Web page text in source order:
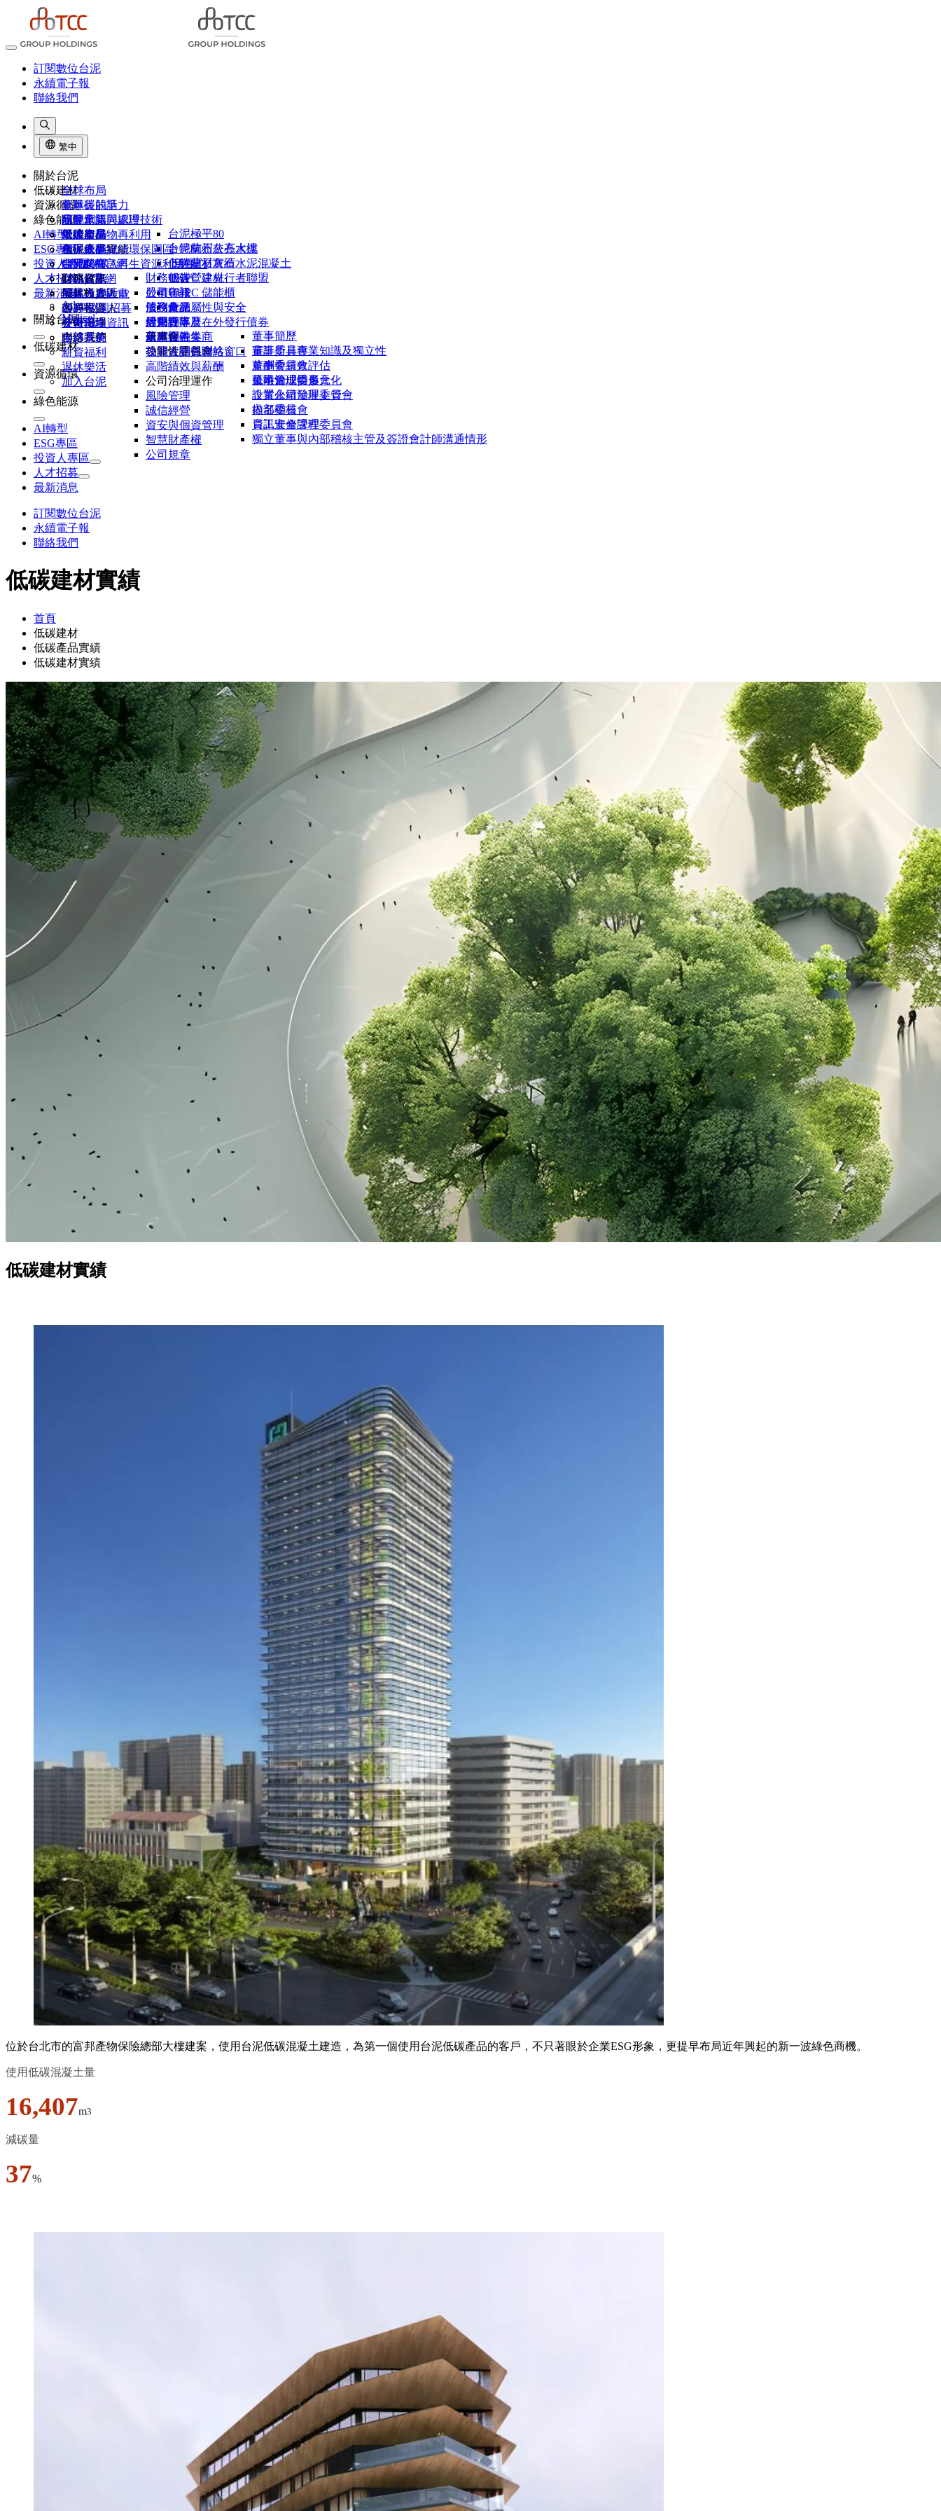
訂閱數位台泥
永續電子報
聯絡我們
繁中
關於台泥
全球布局
董事長的話
品牌承諾
組織架構
台泥大事紀
台泥榮耀
1101故事
供應商專區
客戶專區
各廠聯絡資訊
內部系統
低碳建材
全球碳競爭力
研發創新與認證
低碳產品
台泥極平80
卜特蘭石灰石水泥
卜特蘭石灰石水泥混凝土
UHPC 建材
UHPC 儲能櫃
產品屬性與安全
低碳產品實績
台泥杭州公亮大樓
低碳建材實績
低碳營建先行者聯盟
CIMPOR官網
OYAK官網
資源循環
水泥窯協同處理技術
營建廢棄物再利用
和平低碳綠能環保園區
台泥DAKA再生資源利用中心
綠色能源
綠能布局
台泥綠能
能元超商
台泥儲能
NHOA Energy
Atlante
Molicel
AI轉型
ESG專區
投資人專區
財務資訊
財務報告
公司年報
法說會
活動行事曆
股權投資人
股價資訊
股利分派
股東會
研究報告券商
公開資訊觀測站
債券投資人
債務彙總
信用評等及在外發行債券
永續金融
公司治理
經營團隊
董事會
董事簡歷
董事所具專業知識及獨立性
董事會績效評估
董事會成員多元化
功能性委員會
審計委員會
薪酬委員會
風險管理委員會
企業永續發展委員會
提名委員會
資訊安全管理委員會
獨立董事與內部稽核主管及簽證會計師溝通情形
高階績效與薪酬
公司治理運作
公司治理情形
設置公司治理主管
內部稽核
員工進修課程
風險管理
誠信經營
資安與個資管理
智慧財產權
公司規章
聯絡我們
基本問答集
投資人關係聯絡窗口
人才招募
尼莫人才計畫
2026 校園招募
友善職場
全球菁英
薪資福利
退休樂活
加入台泥
最新消息
關於台泥
低碳建材
資源循環
綠色能源
AI轉型
ESG專區
投資人專區
人才招募
最新消息
訂閱數位台泥
永續電子報
聯絡我們
低碳建材實績
首頁
低碳建材
低碳產品實績
低碳建材實績
低碳建材實績
位於台北市的富邦產物保險總部大樓建案，使用台泥低碳混凝土建造，為第一個使用台泥低碳產品的客戶，不只著眼於企業ESG形象，更提早布局近年興起的新一波綠色商機。
使用低碳混凝土量
16,407m3
減碳量
37%